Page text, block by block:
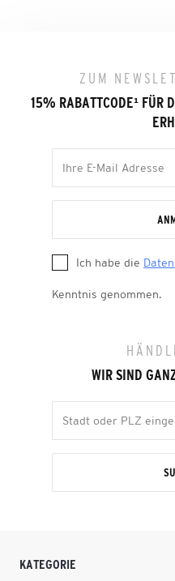
ZUM
15% RABATTCODE¹ FÜR
Ich habe die
Kenntnis genommen.
WIR SIND
KATEGORIE